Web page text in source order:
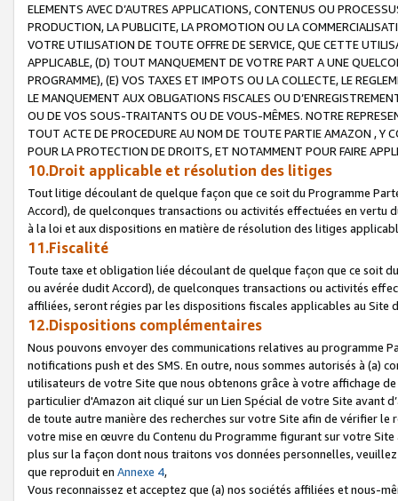
ELEMENTS AVEC D’AUTRES APPLICATIONS, CONTENUS OU
PRODUCTION, LA PUBLICITE, LA PROMOTION OU LA
VOTRE UTILISATION DE TOUTE OFFRE DE SERVICE, QUE CETTE
APPLICABLE, (D) TOUT MANQUEMENT DE VOTRE PART A UNE
PROGRAMME), (E) VOS TAXES ET IMPOTS OU LA COLLECTE, LE
LE MANQUEMENT AUX OBLIGATIONS FISCALES OU
OU DE VOS SOUS-TRAITANTS OU DE VOUS-MÊMES. NOTRE
TOUT ACTE DE PROCEDURE AU NOM DE TOUTE PARTIE AMAZON , Y
POUR LA PROTECTION DE DROITS, ET NOTAMMENT POUR FAIRE
10.Droit applicable et résolution des litiges
Tout litige découlant de quelque façon que ce soit du Programme
Accord), de quelconques transactions ou activités effectuées en vertu
à la loi et aux dispositions en matière de résolution des litiges
11.Fiscalité
Toute taxe et obligation liée découlant de quelque façon que ce soit
ou avérée dudit Accord), de quelconques transactions ou activités
affiliées, seront régies par les dispositions fiscales applicables au Site
12.Dispositions complémentaires
Nous pouvons envoyer des communications relatives au programme
notifications push et des SMS. En outre, nous sommes autorisés à
utilisateurs de votre Site que nous obtenons grâce à votre affichage
particulier d'Amazon ait cliqué sur un Lien Spécial de votre Site avant
de toute autre manière des recherches sur votre Site afin de vérifier
votre mise en œuvre du Contenu du Programme figurant sur votre
plus sur la façon dont nous traitons vos données personnelles,
que reproduit en Annexe 4,
Vous reconnaissez et acceptez que (a) nos sociétés affiliées et nous-